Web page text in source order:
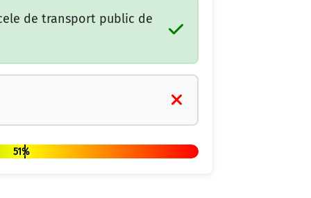
de transport public de
51%